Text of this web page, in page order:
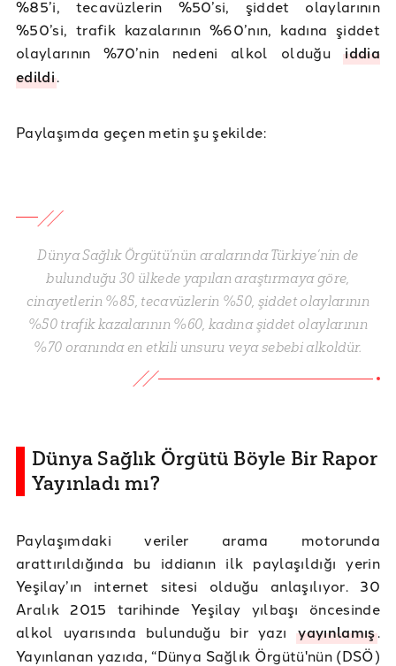
%85’i, tecavüzlerin %50’si, şiddet olaylarının
%50’si, trafik kazalarının %60’nın, kadına şiddet
olaylarının %70’nin nedeni alkol olduğuiddia
edildi.
Paylaşımda geçen metin şu şekilde:
Dünya Sağlık Örgütü’nün aralarında Türkiye’nin de
bulunduğu 30 ülkede yapılan araştırmaya göre,
cinayetlerin %85, tecavüzlerin %50, şiddet olaylarının
%50 trafik kazalarının %60, kadına şiddet olaylarının
%70 oranında en etkili unsuru veya sebebi alkoldür.
Dünya Sağlık Örgütü Böyle Bir Rapor
Yayınladı mı?
Paylaşımdaki veriler arama motorunda
arattırıldığında bu iddianın ilk paylaşıldığı yerin
Yeşilay’ın internet sitesi olduğu anlaşılıyor. 30
Aralık 2015 tarihinde Yeşilay yılbaşı öncesinde
alkol uyarısında bulunduğu bir yazıyayınlamış.
Yayınlanan yazıda, “Dünya Sağlık Örgütü'nün (DSÖ)